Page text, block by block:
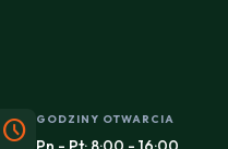
schedule GODZINY OTWARCIA